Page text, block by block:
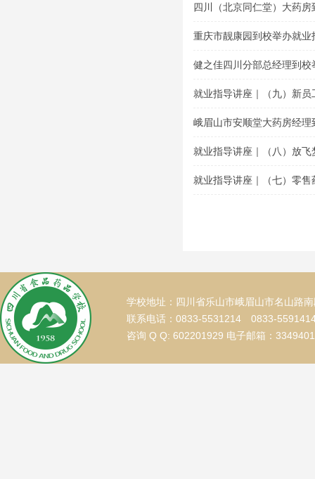
座
四川（北京同仁堂）大药
座
重庆市靓康园到校举办就业
健之佳四川分部总经理到校
就业指导讲座｜（九）新员
峨眉山市安顺堂大药房经
就业指导讲座｜（八）放飞
就业指导讲座｜（七）零售
学校地址：四川省乐山市峨眉山市名山路
联系电话：0833-5531214 0833-
咨询 Q Q: 602201929 电子邮箱：